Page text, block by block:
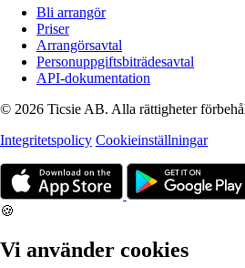
Bli arrangör
Priser
Arrangörsavtal
Personuppgiftsbiträdesavtal
API-dokumentation
© 2026 Ticsie AB. Alla rättigheter
Integritetspolicy Cookieinställningar
🍪
Vi använder cookies